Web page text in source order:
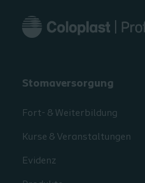
Stomaversorgung
Fort- & Weiterbildung
Kurse & Veranstaltungen
Evidenz